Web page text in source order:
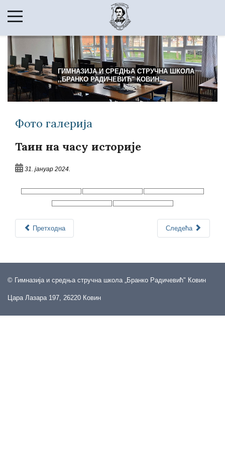
ГИМНАЗИЈА И СРЕДЊА СТРУЧНА ШКОЛА
,,БРАНКО РАДИЧЕВИЋ" КОВИН
Фото галерија
Таин на часу историје
31. јануар 2024.
Претходна Следећа
© Гимназија и средња стручна школа „Бранко Радичевић" Ковин
Цара Лазара 197, 26220 Ковин